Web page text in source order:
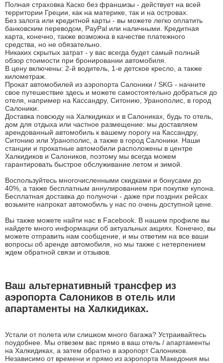
Полная страховка Каско без франшизы - действует на всей
территории Греции, как на материке, так и на островах.
Без залога или кредитной карты - вы можете легко оплатить
банковским переводом, PayPal или наличными. Кредитная
карта, конечно, также возможна в качестве платежного
средства, но не обязательно.
Никаких скрытых затрат - у вас всегда будет самый полный
обзор стоимости при бронировании автомобиля.
В цену включены: 2-й водитель, 1-е детское кресло, а также
километраж.
Прокат автомобилей из аэропорта Салоники / SKG - начните
свое путешествие здесь и можете самостоятельно добраться до
отеля, например на Кассандру, Ситонию, Уранополис, в город
Салоники.
Доставка повсюду на Халкидиках и в Салониках, будь то отель,
дом для отдыха или частное размещение: мы доставляем
арендованный автомобиль к вашему порогу на Кассандру,
Ситонию или Уранополис, а также в город Салоники. Наши
станции и прокатные автомобили расположены в центре
Халкидиков и Салоников, поэтому мы всегда можем
гарантировать быстрое обслуживание летом и зимой.
Воспользуйтесь многочисленными скидками и бонусами до
40%, а также бесплатным аннулированием при покупке купона.
Бесплатная доставка до полуночи - даже при поздних рейсах
возьмите напрокат автомобиль у нас по очень доступной цене.
Вы также можете найти нас в Facebook. В нашем профиле вы
найдете много информации об актуальных акциях. Конечно, вы
можете отправить нам сообщение, и мы ответим на все ваши
вопросы об аренде автомобиля, но мы также с нетерпением
ждем обратной связи и отзывов.
Ваш альтернативный трансфер из
аэропорта Салоников в отель или
апартаменты на Халкидиках.
Устали от полета или слишком много багажа? Устраивайтесь
поудобнее. Мы отвезем вас прямо в ваш отель / апартаменты
на Халкидиках, а затем обратно в аэропорт Салоников.
Независимо от времени и прямо из аэропорта Македония мы